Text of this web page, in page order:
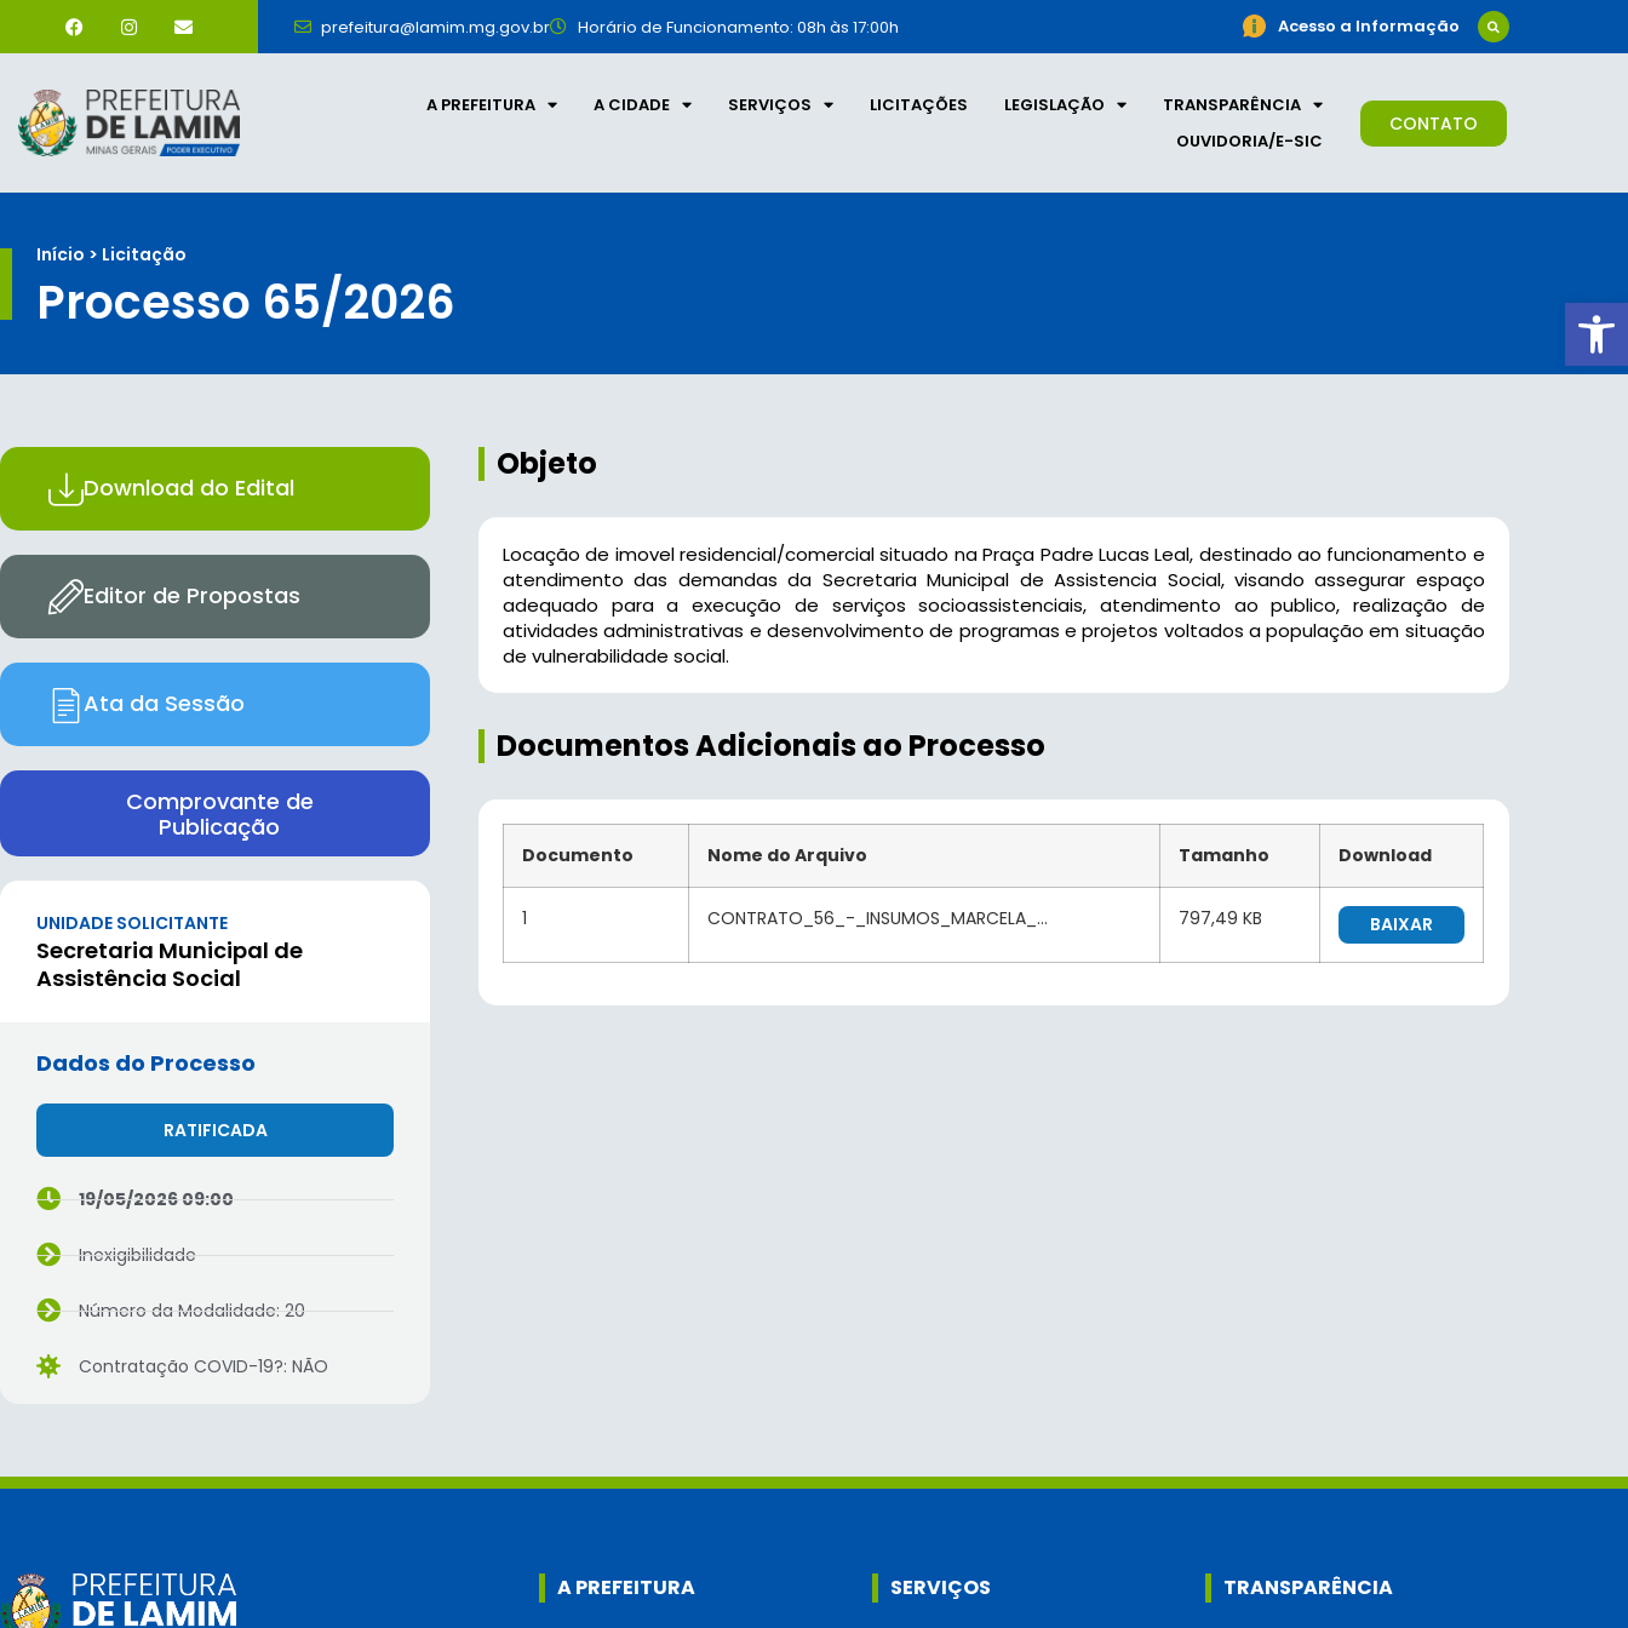
prefeitura@lamim.mg.gov.br Horário de Funcionamento: 08h às 17:00h Acesso a Informação
A PREFEITURA A CIDADE SERVIÇOS LICITAÇÕES LEGISLAÇÃO
TRANSPARÊNCIA
OUVIDORIA/E-SIC
CONTATO
Início > Licitação
Processo 65/2026
Download do Edital
Editor de Propostas
Ata da Sessão
Comprovante de
Publicação
UNIDADE SOLICITANTE
Secretaria Municipal de
Assistência Social
Dados do Processo
RATIFICADA
19/05/2026 09:00
Inexigibilidade
Número da Modalidade: 20
Contratação COVID-19?: NÃO
Objeto
Locação de imovel residencial/comercial situado na Praça Padre Lucas Leal, destinado ao funcionamento e
atendimento das demandas da Secretaria Municipal de Assistencia Social, visando assegurar espaço
adequado para a execução de serviços socioassistenciais, atendimento ao publico, realização de
atividades administrativas e desenvolvimento de programas e projetos voltados a população em situação
de vulnerabilidade social.
Documentos Adicionais ao Processo
Documento Nome do Arquivo Tamanho Download
1 CONTRATO_56_-_INSUMOS_MARCELA_... 797,49 KB BAIXAR
A PREFEITURA SERVIÇOS TRANSPARÊNCIA